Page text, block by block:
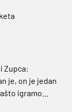
Zupca:
je, on je jedan
igramo